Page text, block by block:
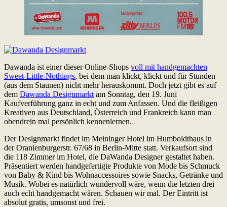
Dawanda ist einer dieser Online-Shops voll mit handgemachten
Sweet-Little-Nothings, bei dem man klickt, klickt und für Stunden
(aus dem Staunen) nicht mehr herauskommt. Doch jetzt gibt es auf
dem Dawanda Designmarkt am Sonntag, den 19. Juni
Kaufverführung ganz in echt und zum Anfassen. Und die fleißigen
Kreativen aus Deutschland, Österreich und Frankreich kann man
obendrein mal persönlich kennenlernen.
Der Designmarkt findet im Meininger Hotel im Humboldthaus in
der Oranienburgerstr. 67/68 in Berlin-Mitte statt. Verkaufsort sind
die 118 Zimmer im Hotel, die DaWanda Designer gestaltet haben.
Präsentiert werden handgefertigte Produkte von Mode bis Schmuck
von Baby & Kind bis Wohnaccessoires sowie Snacks, Getränke und
Musik. Wobei es natürlich wundervoll wäre, wenn die letzten drei
auch echt handgemacht wären. Schauen wir mal. Der Eintritt ist
absolut gratis, umsonst und frei.